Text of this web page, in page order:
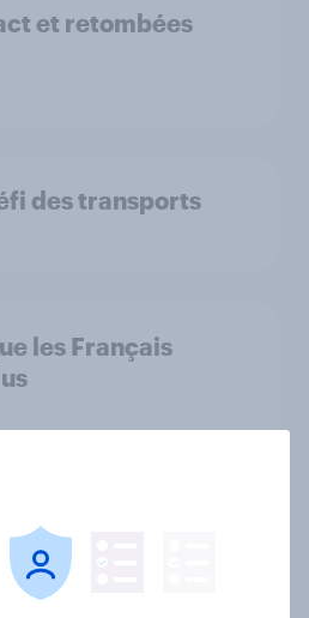
et retombées
des transports
les Français
Calendar –